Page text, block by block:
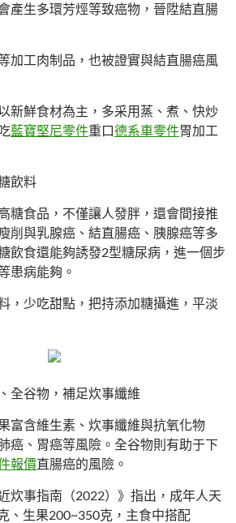
產生多環芳烴等致癌物，晉陞結直腸
加工肉制品，也被證實與結直腸癌風
新鮮食材為主，多采用蒸、煮、快炒
藍寶堅尼零件重口德系車零件胃加工
飲料
糖食品，不僅讓人發胖，還會間接推
削與乳腺癌、結直腸癌、胰腺癌等多
飲食還能夠誘發2型糖尿病，進一個步
患病能夠。
，少吃甜點，把持添加糖攝進，平淡
全谷物，補足炊事纖維
富含維生素、炊事纖維與抗氧化物
癌、胃癌等風險。全谷物則有助于下
報價直腸癌的風險。
炊事指南（2022）》指出，成年人天
、生果200~350克，主食中搭配